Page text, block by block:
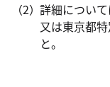
詳細につい
又は東京都
と。